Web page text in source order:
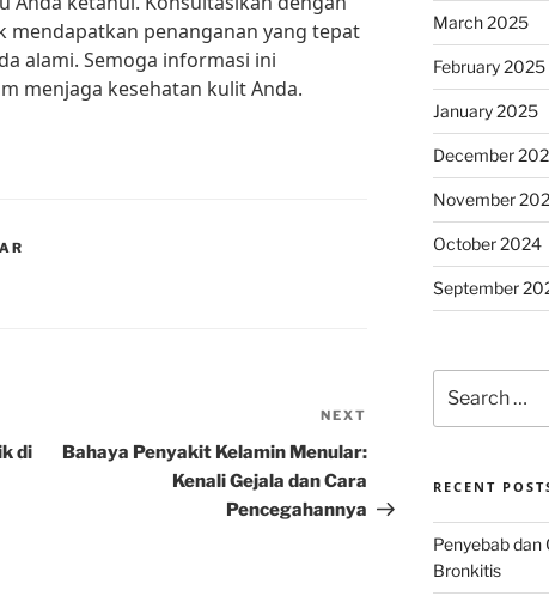
penanganan yang tepat
alami. Semoga informasi ini
menjaga kesehatan kulit Anda.
di
Post
NEXT
Bahaya Penyakit Kelamin Menular:
Kenali Gejala dan Cara
Pencegahannya
March 2025
February 2025
January 2025
December
November
October 2024
September
for:
RECENT
Penyebab dan
Bronkitis